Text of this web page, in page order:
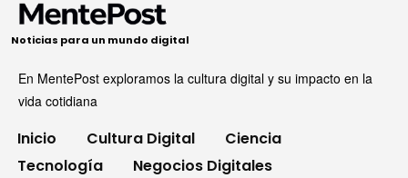
Noticias para un mundo digital
En MentePost exploramos la cultura digital y su impacto en la
vida cotidiana
Inicio Cultura Digital
Ciencia
Tecnología
Negocios Digitales